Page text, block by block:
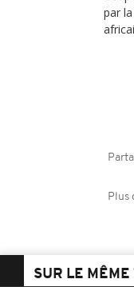
par
Plus
SUR LE MÊME